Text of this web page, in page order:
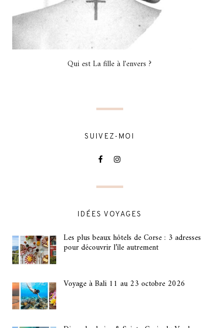
Qui est La fille à l'envers ?
SUIVEZ-MOI
IDÉES VOYAGES
Les plus beaux hôtels de Corse : 3 adresses
pour découvrir l’île autrement
Voyage à Bali 11 au 23 octobre 2026